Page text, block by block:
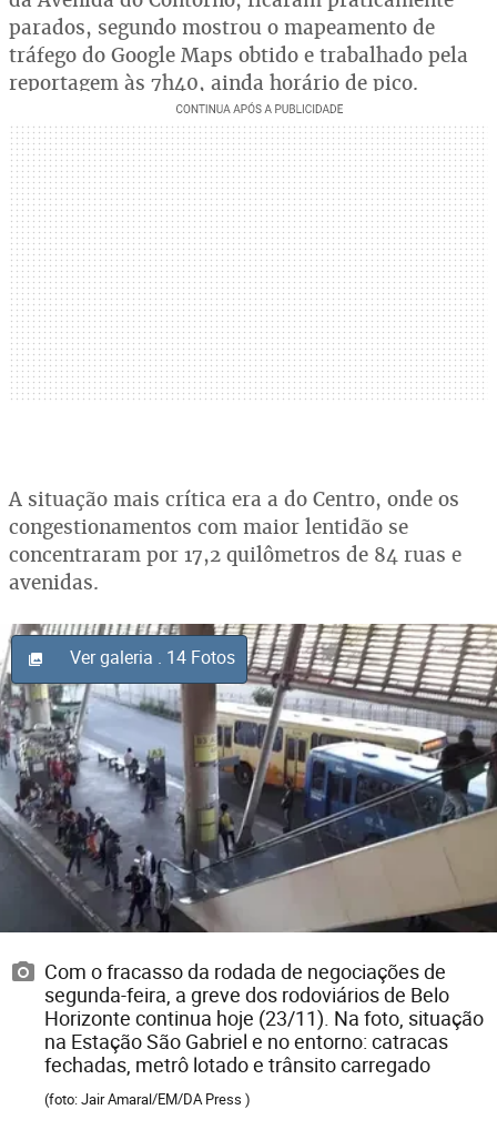
parados, segundo mostrou o mapeamento de
tráfego do Google Maps obtido e trabalhado pela
reportagem às 7h40, ainda horário de pico.
A situação mais crítica era a do Centro, onde os
congestionamentos com maior lentidão se
concentraram por 17,2 quilômetros de 84 ruas e
avenidas.
Ver galeria . 14 Fotos
Com o fracasso da rodada de negociações de
segunda-feira, a greve dos rodoviários de Belo
Horizonte continua hoje (23/11). Na foto, situação
na Estação São Gabriel e no entorno: catracas
fechadas, metrô lotado e trânsito carregado
(foto: Jair Amaral/EM/DA Press )